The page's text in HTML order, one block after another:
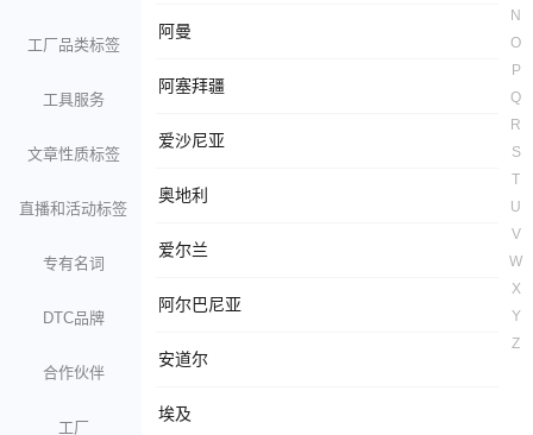
工厂品类标签
工具服务
文章性质标签
直播和活动标签
专有名词
DTC品牌
合作伙伴
工厂
阿曼
阿塞拜疆
爱沙尼亚
奥地利
爱尔兰
阿尔巴尼亚
安道尔
埃及
N
O
P
Q
R
S
T
U
V
W
X
Y
Z